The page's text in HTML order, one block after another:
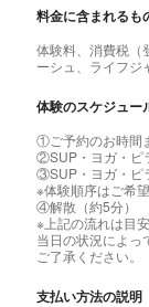
料金に含まれるも
体験料、消費税（
ーシュ、ライフジ
体験のスケジュー
①ご予約のお時間
②SUP・ヨガ・ピ
③SUP・ヨガ・ピ
※体験順序はご希
④解散（約5分）
※上記の流れは目安
当日の状況によっ
ご了承ください。
支払い方法の説明